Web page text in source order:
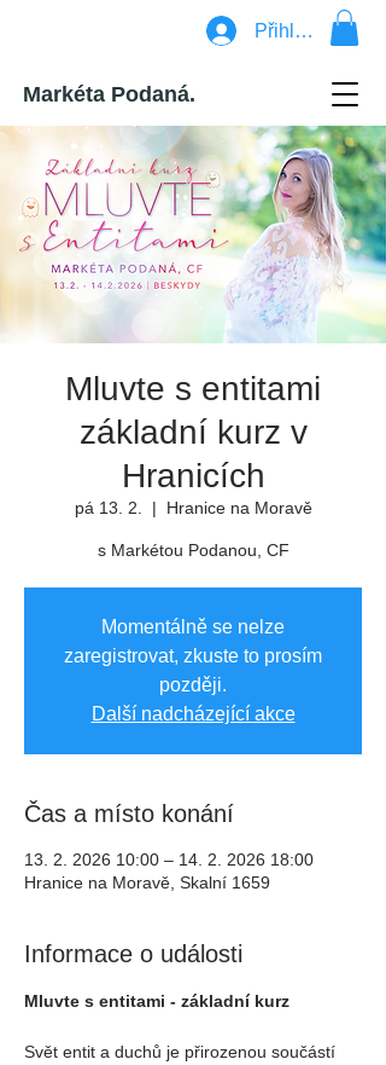
Přihlásit se
Markéta Podaná.
Mluvte s entitami
základní kurz v
Hranicích
pá 13. 2.
  |
Hranice na Moravě
s Markétou Podanou, CF
Momentálně se nelze
zaregistrovat, zkuste to prosím
později.
Další nadcházející akce
Čas a místo konání
13. 2. 2026 10:00 – 14. 2. 2026 18:00
Hranice na Moravě, Skalní 1659
Informace o události
Mluvte s entitami - základní kurz
Svět entit a duchů je přirozenou součástí